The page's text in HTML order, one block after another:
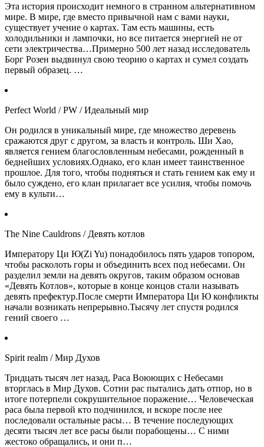
Эта история происходит немного в странном альтернативном
мире. В мире, где вместо привычной нам с вами науки,
существует учение о картах. Там есть машины, есть
холодильники и лампочки, но все питается энергией не от
сети электричества…Примерно 500 лет назад исследователь
Борг Розен выдвинул свою теорию о картах и сумел создать
первый образец. …
Perfect World / PW / Идеальный мир
Он родился в уникальный мире, где множество деревень
сражаются друг с другом, за власть и контроль. Ши Хао,
является гением благословленным небесами, рожденный в
беднейших условиях.Однако, его клан имеет таинственное
прошлое. Для того, чтобы подняться и стать гением как ему и
было суждено, его клан прилагает все усилия, чтобы помочь
ему в культи…
The Nine Cauldrons / Девять котлов
Императору Ци Ю(Zi Yu) понадобилось пять ударов топором,
чтобы расколоть горы и объединить всех под небесами. Он
разделил земли на девять округов, таким образом основав
«Девять Котлов», которые в конце концов стали называть
девять префектур.После смерти Императора Ци Ю конфликты
начали возникать непрерывно.Тысячу лет спустя родился
гений своего …
Spirit realm / Мир Духов
Тридцать тысяч лет назад, Раса Воюющих с Небесами
вторглась в Мир Духов. Сотни рас пытались дать отпор, но в
итоге потерпели сокрушительное поражение… Человеческая
раса была первой кто подчинился, и вскоре после нее
последовали остальные расы… В течение последующих
десяти тысяч лет все расы были порабощены… С ними
жестоко обращались, и они п…